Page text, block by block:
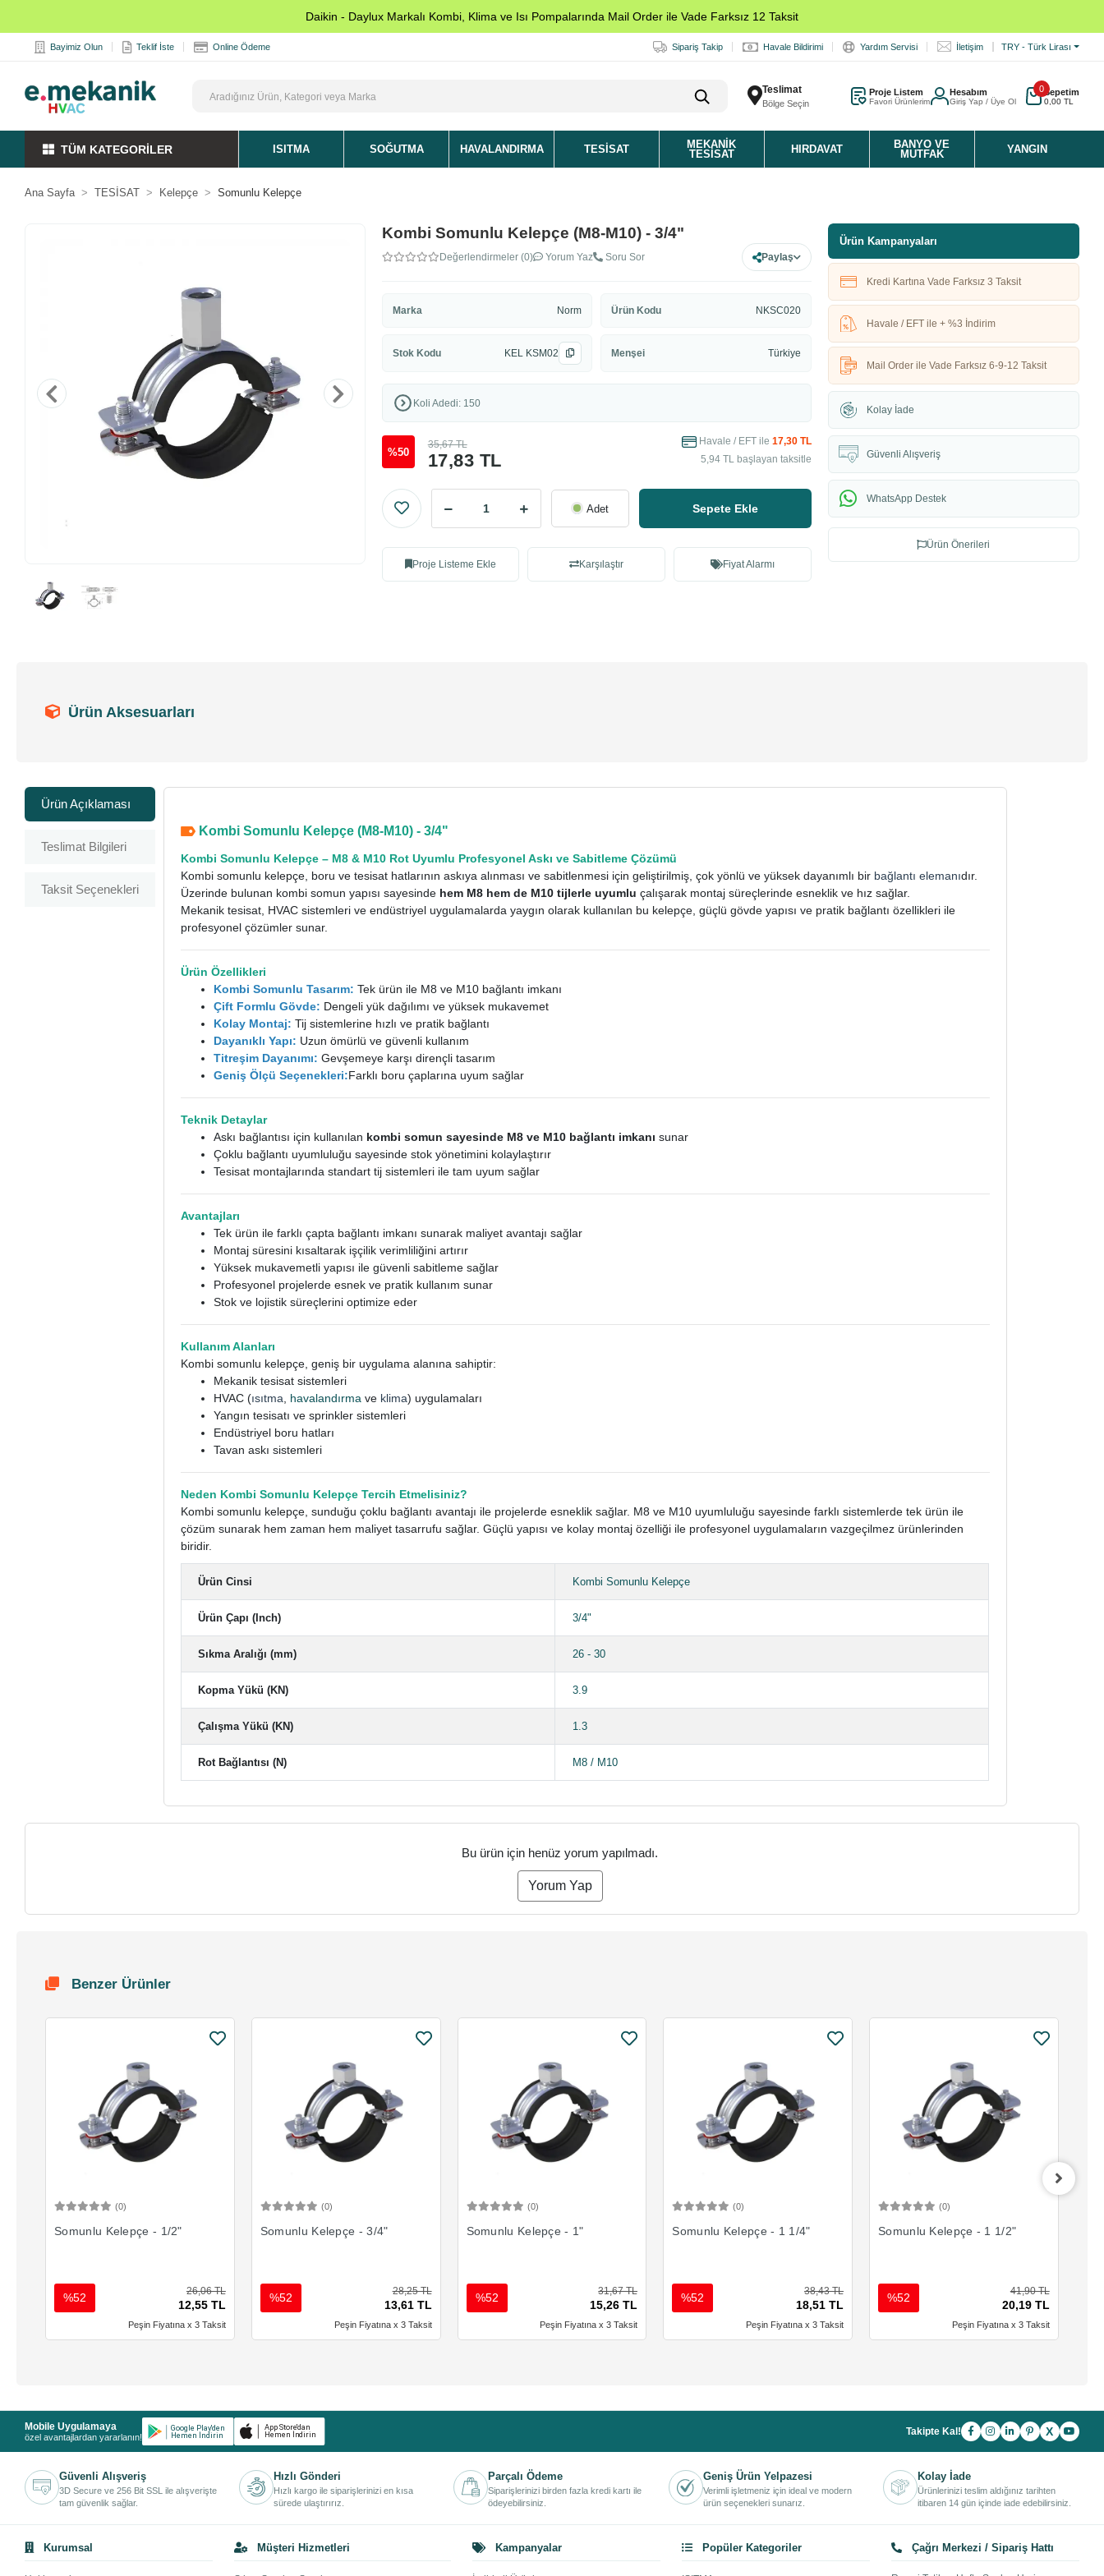
Daikin - Daylux Markalı Kombi, Klima ve Isı Pompalarında Mail Order ile Vade Farksız 12 Taksit
Bayimiz Olun Teklif İste Online Ödeme Sipariş Takip Havale Bildirimi Yardım Servisi İletişim TRY - Türk Lirası
Teslimat
Bölge Seçin
Proje Listem
Favori Ürünlerim
Hesabım
Giriş Yap / Üye Ol
0Sepetim
0,00 TL
TÜM KATEGORİLER ISITMA SOĞUTMA HAVALANDIRMA TESISAT
MEKANIK
TESISAT
HIRDAVAT
BANYO VE
MUTFAK
YANGIN
Ana Sayfa TESİSAT Kelepçe Somunlu Kelepçe
Kombi Somunlu Kelepçe (M8-M10) - 3/4"
Değerlendirmeler (0) Yorum Yaz Soru Sor Paylaş
Marka Norm Ürün Kodu NKSC020
Stok Kodu KEL KSM02 Menşei Türkiye
Koli Adedi: 150
%50 17,83 TL
35,67 TL Havale / EFT ile 17,30 TL
5,94 TL başlayan taksitle
Adet Sepete Ekle
Proje Listeme Ekle Karşılaştır Fiyat Alarmı
Ürün Kampanyaları
Kredi Kartına Vade Farksız 3 Taksit
Havale / EFT ile + %3 İndirim
Mail Order ile Vade Farksız 6-9-12 Taksit
Kolay İade
Güvenli Alışveriş
WhatsApp Destek
Ürün Önerileri
Ürün Aksesuarları
Ürün Açıklaması
Teslimat Bilgileri
Taksit Seçenekleri
Kombi Somunlu Kelepçe (M8-M10) - 3/4"
Kombi Somunlu Kelepçe – M8 & M10 Rot Uyumlu Profesyonel Askı ve Sabitleme Çözümü
Kombi somunlu kelepçe, boru ve tesisat hatlarının askıya alınması ve sabitlenmesi için geliştirilmiş, çok yönlü ve yüksek dayanımlı bir bağlantı elemanıdır.
Üzerinde bulunan kombi somun yapısı sayesinde hem M8 hem de M10 tijlerle uyumlu çalışarak montaj süreçlerinde esneklik ve hız sağlar.
Mekanik tesisat, HVAC sistemleri ve endüstriyel uygulamalarda yaygın olarak kullanılan bu kelepçe, güçlü gövde yapısı ve pratik bağlantı özellikleri ile
profesyonel çözümler sunar.
Ürün Özellikleri
Kombi Somunlu Tasarım: Tek ürün ile M8 ve M10 bağlantı imkanı
Çift Formlu Gövde: Dengeli yük dağılımı ve yüksek mukavemet
Kolay Montaj: Tij sistemlerine hızlı ve pratik bağlantı
Dayanıklı Yapı: Uzun ömürlü ve güvenli kullanım
Titreşim Dayanımı: Gevşemeye karşı dirençli tasarım
Geniş Ölçü Seçenekleri:Farklı boru çaplarına uyum sağlar
Teknik Detaylar
Askı bağlantısı için kullanılan kombi somun sayesinde M8 ve M10 bağlantı imkanı sunar
Çoklu bağlantı uyumluluğu sayesinde stok yönetimini kolaylaştırır
Tesisat montajlarında standart tij sistemleri ile tam uyum sağlar
Avantajları
Tek ürün ile farklı çapta bağlantı imkanı sunarak maliyet avantajı sağlar
Montaj süresini kısaltarak işçilik verimliliğini artırır
Yüksek mukavemetli yapısı ile güvenli sabitleme sağlar
Profesyonel projelerde esnek ve pratik kullanım sunar
Stok ve lojistik süreçlerini optimize eder
Kullanım Alanları
Kombi somunlu kelepçe, geniş bir uygulama alanına sahiptir:
Mekanik tesisat sistemleri
HVAC (ısıtma havalandırma ve klima) uygulamaları
Yangın tesisatı ve sprinkler sistemleri
Endüstriyel boru hatları
Tavan askı sistemleri
Neden Kombi Somunlu Kelepçe Tercih Etmelisiniz?
Kombi somunlu kelepçe, sunduğu çoklu bağlantı avantajı ile projelerde esneklik sağlar. M8 ve M10 uyumluluğu sayesinde farklı sistemlerde tek ürün ile
çözüm sunarak hem zaman hem maliyet tasarrufu sağlar. Güçlü yapısı ve kolay montaj özelliği ile profesyonel uygulamaların vazgeçilmez ürünlerinden
biridir.
Ürün Cinsi Kombi Somunlu Kelepçe
Ürün Çapı (Inch) 3/4"
Sıkma Aralığı (mm) 26 - 30
Kopma Yükü (KN) 3.9
Çalışma Yükü (KN) 1.3
Rot Bağlantısı (N) M8 / M10
Bu ürün için henüz yorum yapılmadı.
Yorum Yap
Benzer Ürünler
(0)
Somunlu Kelepçe - 1/2"
26,06 TL
12,55 TL
%52
Peşin Fiyatına x 3 Taksit
(0)
Somunlu Kelepçe - 3/4"
28,25 TL
13,61 TL
%52
Peşin Fiyatına x 3 Taksit
(0)
Somunlu Kelepçe - 1"
31,67 TL
15,26 TL
%52
Peşin Fiyatına x 3 Taksit
(0)
Somunlu Kelepçe - 1 1/4"
38,43 TL
18,51 TL
%52
Peşin Fiyatına x 3 Taksit
(0)
Somunlu Kelepçe - 1 1/2"
41,90 TL
20,19 TL
%52
Peşin Fiyatına x 3 Taksit
Mobile Uygulamaya
özel avantajlardan yararlanın! Takipte Kal! X
Güvenli Alışveriş
3D Secure ve 256 Bit SSL ile alışverişte
tam güvenlik sağlar.
Hızlı Gönderi
Hızlı kargo ile siparişlerinizi en kısa
sürede ulaştırırız.
Parçalı Ödeme
Siparişlerinizi birden fazla kredi kartı ile
ödeyebilirsiniz.
Geniş Ürün Yelpazesi
Verimli işletmeniz için ideal ve modern
ürün seçenekleri sunarız.
Kolay İade
Ürünlerinizi teslim aldığınız tarihten
itibaren 14 gün içinde iade edebilirsiniz.
Kurumsal Müşteri Hizmetleri Kampanyalar Popüler Kategoriler Çağrı Merkezi / Sipariş Hattı